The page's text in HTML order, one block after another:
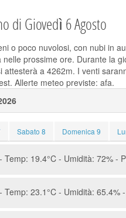
di Giovedì 6 Agosto
o poco nuvolosi, con nubi in
prossime ore. Durante la
attesterà a 4262m. I venti
Allerte meteo previste: afa.
Sabato 8 Domenica 9
Temp: 19.4°C - Umidità: 72% -
Temp: 23.1°C - Umidità: 65.4%